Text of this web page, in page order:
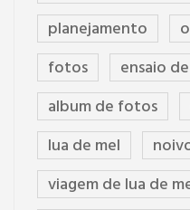
planejamento
fotos
ensaio
album de fotos
lua de mel
viagem de lua de